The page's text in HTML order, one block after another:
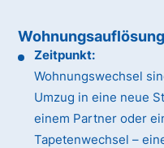
Zeitpunkt:
Wohnungswechsel
Umzug in eine neue
einem Partner oder
Tapetenwechsel –